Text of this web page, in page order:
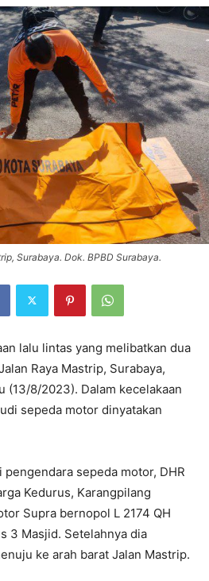
Surabaya. Dok. BPBD Surabaya.
lalu lintas yang melibatkan dua
Raya Mastrip, Surabaya,
(13/8/2023). Dalam kecelakaan
sepeda motor dinyatakan
pengendara sepeda motor, DHR
Kedurus, Karangpilang
Supra bernopol L 2174 QH
3 Masjid. Setelahnya dia
ke arah barat Jalan Mastrip.